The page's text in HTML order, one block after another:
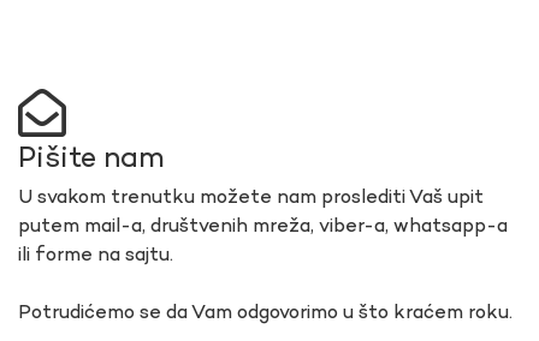
Pišite nam
U svakom trenutku možete nam proslediti Vaš upit
putem mail-a, društvenih mreža, viber-a, whatsapp-a
ili forme na sajtu.
Potrudićemo se da Vam odgovorimo u što kraćem roku.